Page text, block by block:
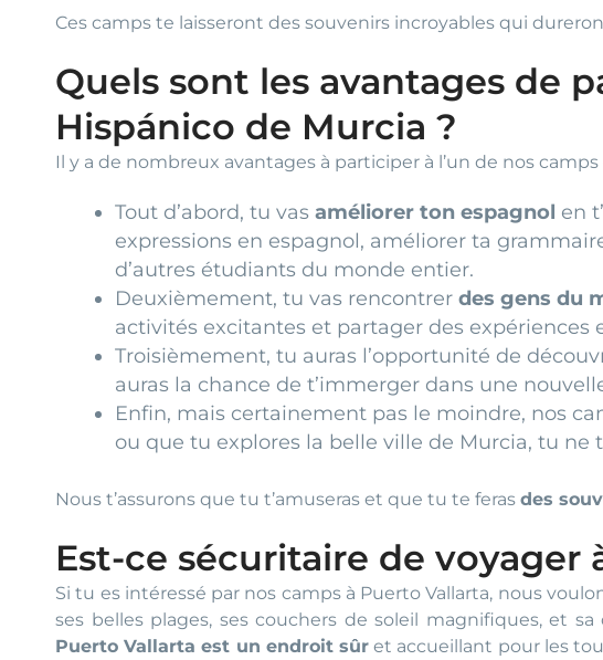
Ces camps te laisseront des souvenirs incroyables qui
Quels sont les avantages de
Hispánico de Murcia ?
Il y a de nombreux avantages à participer à l’un de nos camps
Tout d’abord, tu vas améliorer ton espagnol en
expressions en espagnol, améliorer ta
d’autres étudiants du monde entier.
Deuxièmement, tu vas rencontrer des gens du
activités excitantes et partager des
Troisièmement, tu auras l’opportunité de
auras la chance de t’immerger dans une
Enfin, mais certainement pas le moindre, nos
ou que tu explores la belle ville de Murcia, tu ne
Nous t’assurons que tu t’amuseras et que tu te feras des
Est-ce sécuritaire de voyager
Si tu es intéressé par nos camps à Puerto Vallarta, nous
ses belles plages, ses couchers de soleil magnifiques, et
Puerto Vallarta est un endroit sûret accueillant pour les